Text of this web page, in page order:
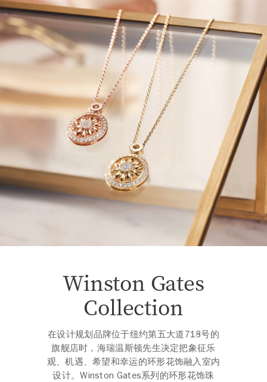
Winston Gates
Collection
在设计规划品牌位于纽约第五大道718号的
旗舰店时，海瑞温斯顿先生决定把象征乐
观、机遇、希望和幸运的环形花饰融入室内
设计。Winston Gates系列的环形花饰珠